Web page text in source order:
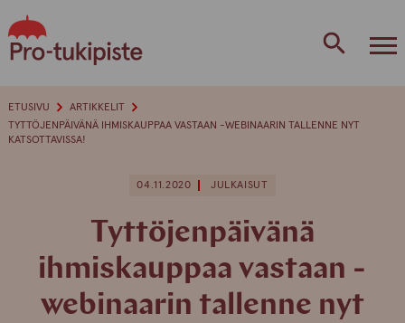
to
content
ETUSIVU
ARTIKKELIT
TYTTÖJENPÄIVÄNÄ IHMISKAUPPAA VASTAAN -WEBINAARIN TALLENNE NYT
KATSOTTAVISSA!
04.11.2020 JULKAISUT
Tyttöjenpäivänä
ihmiskauppaa vastaan -
webinaarin tallenne nyt